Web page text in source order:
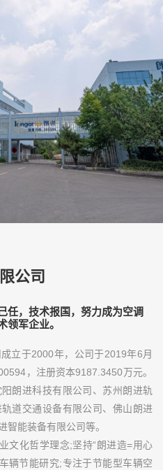
公司
任，技术报国，努力成为空调
领军企业。
立于2000年，公司于2019年6月
，注册资本9187.3450万元。
朗进科技有限公司、苏州朗进轨
道交通设备有限公司、佛山朗进
智能装备有限公司等。
文化哲学理念;坚持“朗进造=用心
辆节能研究;专注于节能型车辆空